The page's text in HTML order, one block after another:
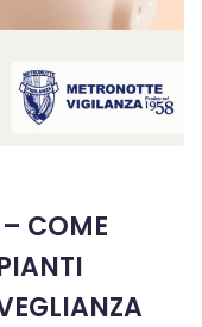
COME